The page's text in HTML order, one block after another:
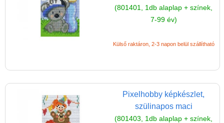
(801401, 1db alaplap + színek,
7-99 év)
Külső raktáron, 2-3 napon belül szállítható
Pixelhobby képkészlet,
szülinapos maci
(801403, 1db alaplap + színek,
PIXEL szett - 3
alaplapos
alaplapos
Puzzle
Spiegelburg játékok